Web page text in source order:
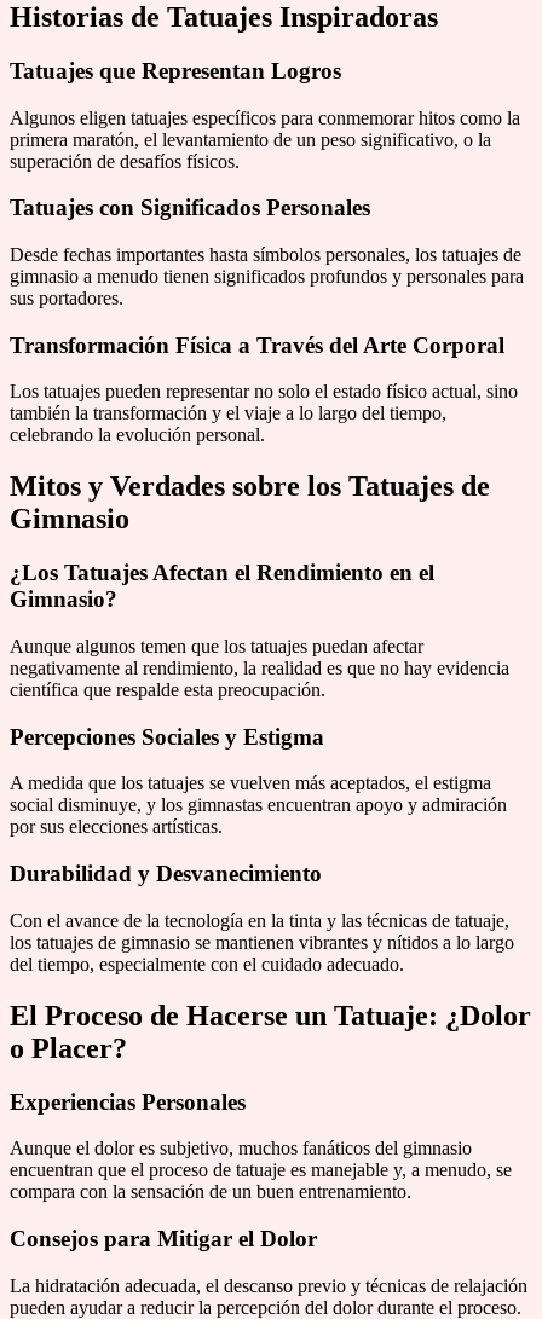
Historias de Tatuajes Inspiradoras
Tatuajes que Representan Logros
Algunos eligen tatuajes específicos para conmemorar hitos como la
primera maratón, el levantamiento de un peso significativo, o la
superación de desafíos físicos.
Tatuajes con Significados Personales
Desde fechas importantes hasta símbolos personales, los tatuajes de
gimnasio a menudo tienen significados profundos y personales para
sus portadores.
Transformación Física a Través del Arte Corporal
Los tatuajes pueden representar no solo el estado físico actual, sino
también la transformación y el viaje a lo largo del tiempo,
celebrando la evolución personal.
Mitos y Verdades sobre los Tatuajes de
Gimnasio
¿Los Tatuajes Afectan el Rendimiento en el
Gimnasio?
Aunque algunos temen que los tatuajes puedan afectar
negativamente al rendimiento, la realidad es que no hay evidencia
científica que respalde esta preocupación.
Percepciones Sociales y Estigma
A medida que los tatuajes se vuelven más aceptados, el estigma
social disminuye, y los gimnastas encuentran apoyo y admiración
por sus elecciones artísticas.
Durabilidad y Desvanecimiento
Con el avance de la tecnología en la tinta y las técnicas de tatuaje,
los tatuajes de gimnasio se mantienen vibrantes y nítidos a lo largo
del tiempo, especialmente con el cuidado adecuado.
El Proceso de Hacerse un Tatuaje: ¿Dolor
o Placer?
Experiencias Personales
Aunque el dolor es subjetivo, muchos fanáticos del gimnasio
encuentran que el proceso de tatuaje es manejable y, a menudo, se
compara con la sensación de un buen entrenamiento.
Consejos para Mitigar el Dolor
La hidratación adecuada, el descanso previo y técnicas de relajación
pueden ayudar a reducir la percepción del dolor durante el proceso.